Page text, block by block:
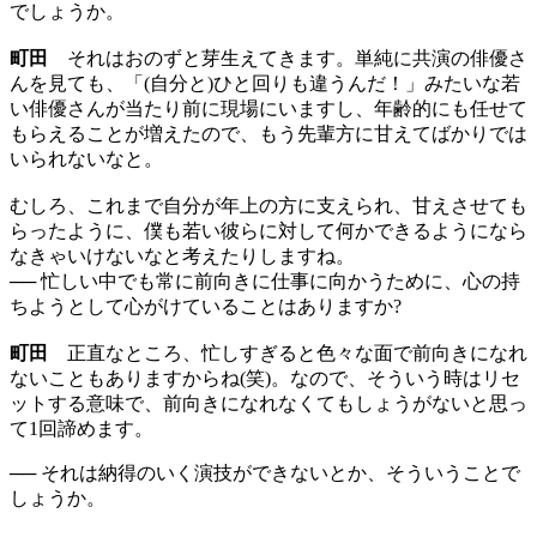
でしょうか。
町田
それはおのずと芽生えてきます。単純に共演の俳優さ
んを見ても、「(自分と)ひと回りも違うんだ！」みたいな若
い俳優さんが当たり前に現場にいますし、年齢的にも任せて
もらえることが増えたので、もう先輩方に甘えてばかりでは
いられないなと。
むしろ、これまで自分が年上の方に支えられ、甘えさせても
らったように、僕も若い彼らに対して何かできるようになら
なきゃいけないなと考えたりしますね。
── 忙しい中でも常に前向きに仕事に向かうために、心の持
ちようとして心がけていることはありますか?
町田
正直なところ、忙しすぎると色々な面で前向きになれ
ないこともありますからね(笑)。なので、そういう時はリセ
ットする意味で、前向きになれなくてもしょうがないと思っ
て1回諦めます。
── それは納得のいく演技ができないとか、そういうことで
しょうか。